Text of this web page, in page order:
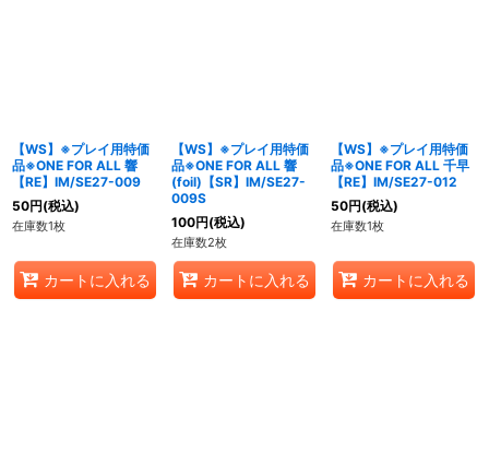
絞り込む
【WS】※プレイ用特価
品※ONE FOR ALL 響
【RE】IM/SE27-009
50円(税込)
在庫数1枚
カートに入れる
【WS】※プレイ用特価
品※ONE FOR ALL 響
(foil)【SR】IM/SE27-
009S
100円(税込)
在庫数2枚
カートに入れる
【WS】※プレイ用特価
品※ONE FOR ALL 千早
【RE】IM/SE27-012
50円(税込)
在庫数1枚
カートに入れる